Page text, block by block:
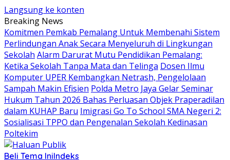
Langsung ke konten
Breaking News
Komitmen Pemkab Pemalang Untuk Membenahi Sistem
Perlindungan Anak Secara Menyeluruh di Lingkungan
Sekolah Alarm Darurat Mutu Pendidikan Pemalang:
Ketika Sekolah Tanpa Mata dan Telinga Dosen Ilmu
Komputer UPER Kembangkan Netrash, Pengelolaan
Sampah Makin Efisien Polda Metro Jaya Gelar Seminar
Hukum Tahun 2026 Bahas Perluasan Objek Praperadilan
dalam KUHAP Baru Imigrasi Go To School SMA Negeri 2:
Sosialisasi TPPO dan Pengenalan Sekolah Kedinasan
Poltekim
Beli Tema IniIndeks